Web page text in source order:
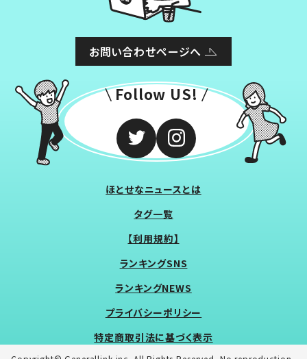
お問い合わせページへ
Follow US!
ほとせなニュースとは
タグ一覧
【利用規約】
ランキングSNS
ランキングNEWS
プライバシーポリシー
特定商取引法に基づく表示